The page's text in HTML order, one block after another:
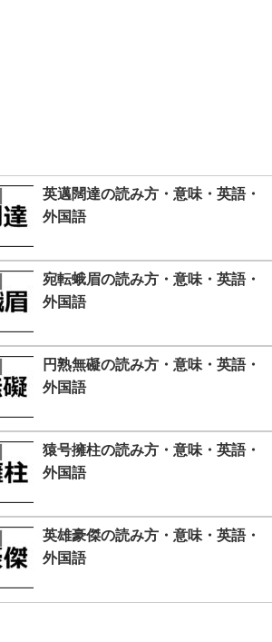
英邁闊達の読み方・意味・英語・
外国語
宛転蛾眉の読み方・意味・英語・
外国語
円熟無礙の読み方・意味・英語・
外国語
猿号擁柱の読み方・意味・英語・
外国語
英雄豪傑の読み方・意味・英語・
外国語